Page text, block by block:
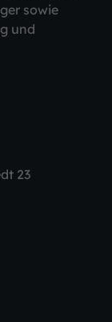
sowie
und
23